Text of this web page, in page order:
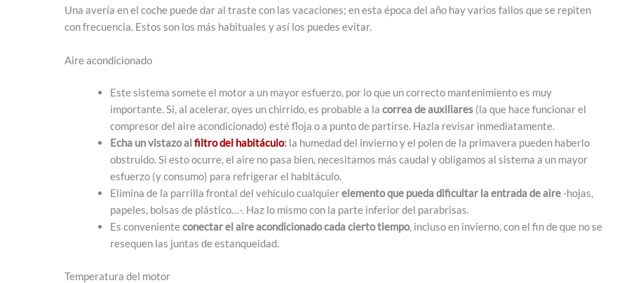
Una avería en el coche puede dar al traste con las vacaciones; en esta época del año hay varios fallos que se repiten
con frecuencia. Estos son los más habituales y así los puedes evitar.
Aire acondicionado
Este sistema somete el motor a un mayor esfuerzo, por lo que un correcto mantenimiento es muy
importante. Si, al acelerar, oyes un chirrido, es probable a la correa de auxiliares (la que hace funcionar el
compresor del aire acondicionado) esté floja o a punto de partirse. Hazla revisar inmediatamente.
Echa un vistazo al filtro del habitáculo: la humedad del invierno y el polen de la primavera pueden haberlo
obstruido. Si esto ocurre, el aire no pasa bien, necesitamos más caudal y obligamos al sistema a un mayor
esfuerzo (y consumo) para refrigerar el habitáculo.
Elimina de la parrilla frontal del vehículo cualquierelemento que pueda dificultar la entrada de aire-hojas,
papeles, bolsas de plástico…-. Haz lo mismo con la parte inferior del parabrisas.
Es convenienteconectar el aire acondicionado cada cierto tiempo, incluso en invierno, con el fin de que no se
resequen las juntas de estanqueidad.
Temperatura del motor